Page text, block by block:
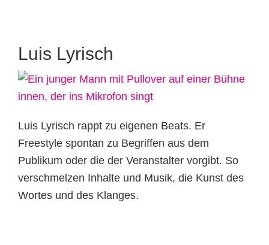
Luis Lyrisch
Luis Lyrisch rappt zu eigenen Beats. Er
Freestyle spontan zu Begriffen aus dem
Publikum oder die der Veranstalter vorgibt. So
verschmelzen Inhalte und Musik, die Kunst des
Wortes und des Klanges.